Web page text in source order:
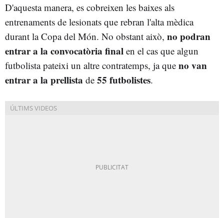
D'aquesta manera, es cobreixen les baixes als
entrenaments de lesionats que rebran l'alta mèdica
durant la Copa del Món. No obstant això, no podran
entrar a la convocatòria final en el cas que algun
futbolista pateixi un altre contratemps, ja que no van
entrar a la prellista de 55 futbolistes.